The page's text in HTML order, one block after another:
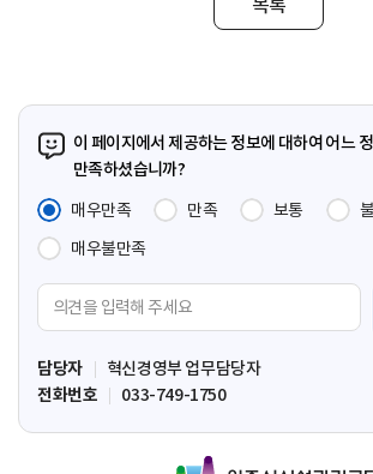
목록
이 페이지에서 제공하는 정보에 대하여 어느
만족하셨습니까?
매우만족
만족 보통
매우불만족
견
입
력
담당자
혁신경영부 업무담당자
전화번호
033-749-1750